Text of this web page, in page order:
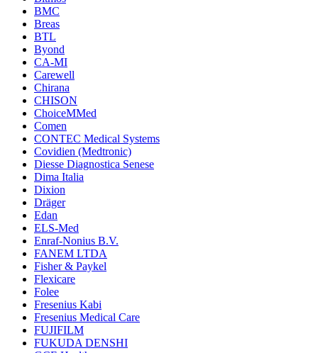
BMC
Breas
BTL
Byond
CA-MI
Carewell
Chirana
CHISON
ChoiceMMed
Comen
CONTEC Medical Systems
Covidien (Medtronic)
Diesse Diagnostica Senese
Dima Italia
Dixion
Dräger
Edan
ELS-Med
Enraf-Nonius B.V.
FANEM LTDA
Fisher & Paykel
Flexicare
Folee
Fresenius Kabi
Fresenius Medical Care
FUJIFILM
FUKUDA DENSHI